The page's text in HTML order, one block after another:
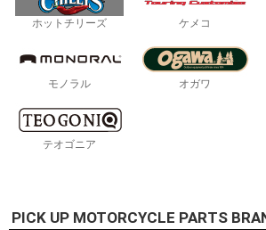
ホットチリーズ ケメコ
モノラル オガワ
テオゴニア
PICK UP MOTORCYCLE PARTS